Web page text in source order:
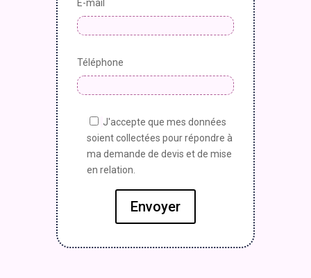
E-mail
Téléphone
J'accepte que mes données
soient collectées pour répondre à
ma demande de devis et de mise
en relation.
Envoyer